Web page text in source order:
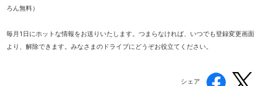
ろん無料）
毎月1日にホットな情報をお送りいたします。つまらなければ、いつでも登録変更画面
より、解除できます。みなさまのドライブにどうぞお役立てください。
シェア